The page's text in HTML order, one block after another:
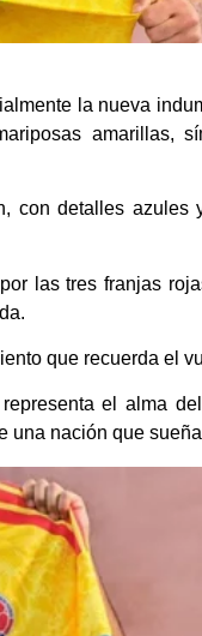
la nueva
amarillas,
con detalles
las tres franjas
que recuerda el
el alma
nación que sueña